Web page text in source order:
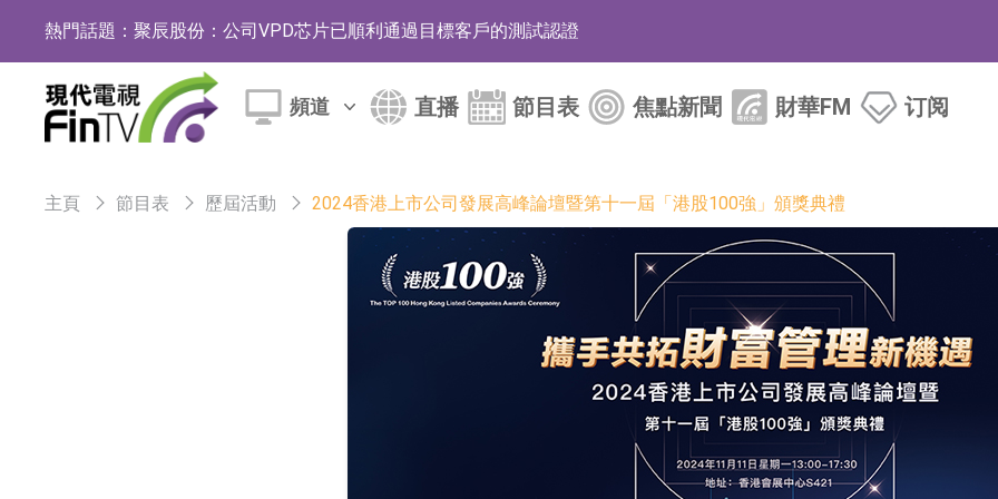
熱門話題： 聚辰股份：公司VPD芯片已順利通過目標客戶的測試認證
上期所：7月份對11個實際控制關系賬戶組採取限制開倉的監管措施
特發服務：成功中標嗶哩嗶哩上海濱江總部物業服務項目
理工雷科面向邊緣AI場景推出"山海"系列智算模組 系列產品基於國產CPU與GPU構建
【異動股】醫療研發外包板塊拉升，博騰股份(300363.CN)漲20.02%
依米康：海外交付以東南亞、中東市場為主 並已取得歐美相關認證
上交所：財通多策略福鑫定期開放靈活配置混合型發起式證券投資基金臨時停牌
上交所：景順長城全球半導體芯片產業股票型證券投資基金臨時停牌
【異動股】港股跌幅榜前十，卡森國際(00496.HK)跌22.40%，九福來(08611.HK)跌21.01%
頻道 直播 節目表 焦點新聞 財華FM 订阅
主頁 節目表 歷屆活動 2024香港上市公司發展高峰論壇暨第十一屆「港股100強」頒獎典禮